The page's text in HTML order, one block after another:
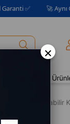
🚀 Aynı Gün
Yenilenmiş
Taşınabilir
×